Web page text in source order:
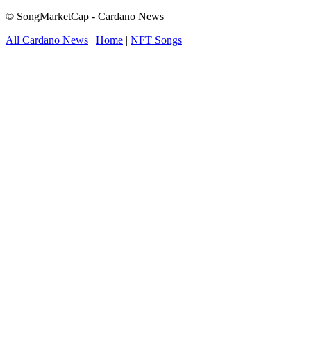
© SongMarketCap - Cardano News
All Cardano News | Home | NFT Songs